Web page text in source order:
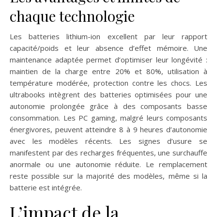
chaque technologie
Les batteries lithium-ion excellent par leur rapport
capacité/poids et leur absence d’effet mémoire. Une
maintenance adaptée permet d’optimiser leur longévité :
maintien de la charge entre 20% et 80%, utilisation à
température modérée, protection contre les chocs. Les
ultrabooks intègrent des batteries optimisées pour une
autonomie prolongée grâce à des composants basse
consommation. Les PC gaming, malgré leurs composants
énergivores, peuvent atteindre 8 à 9 heures d’autonomie
avec les modèles récents. Les signes d’usure se
manifestent par des recharges fréquentes, une surchauffe
anormale ou une autonomie réduite. Le remplacement
reste possible sur la majorité des modèles, même si la
batterie est intégrée.